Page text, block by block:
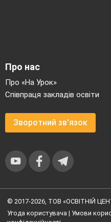
Про нас
Про «На Урок»
Співпраця закладів освіти
Зворотний зв'язок
© 2017-2026, ТОВ «ОСВІТНІЙ
Угода користувача | Умови